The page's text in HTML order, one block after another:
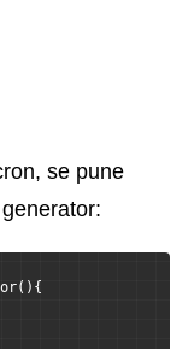
se pune